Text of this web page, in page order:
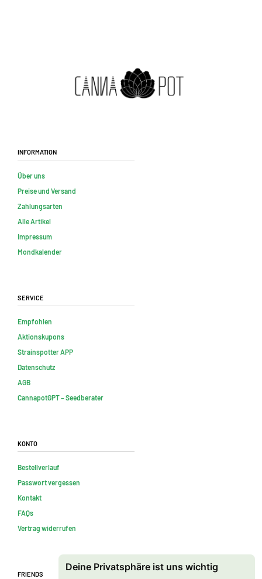
Deine Privatsphäre ist uns wichtig
Information
Über uns
Preise und Versand
Zahlungsarten
Alle Artikel
Impressum
Mondkalender
Service
Empfohlen
Aktionskupons
Strainspotter APP
Datenschutz
AGB
CannapotGPT – Seedberater
Konto
Bestellverlauf
Passwort vergessen
Kontakt
FAQs
Vertrag widerrufen
Friends